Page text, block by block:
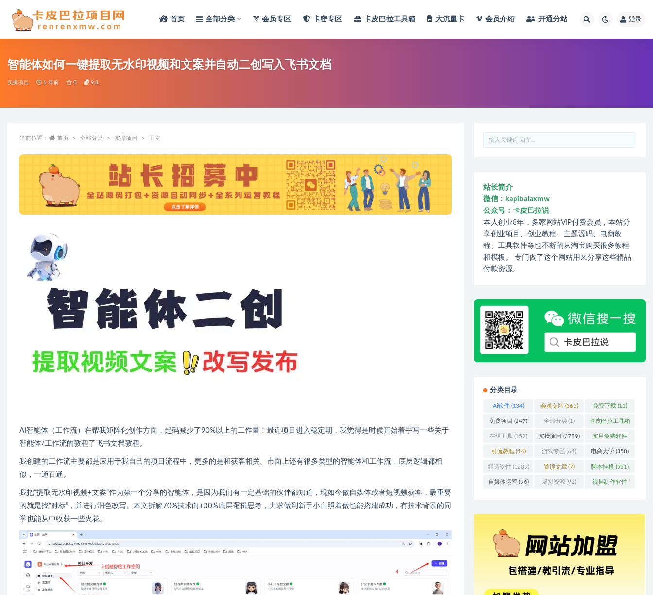
首页 全部分类 会员专区 卡密专区 卡皮巴拉工具箱 大流量卡 会员介绍 开通分站 登录
智能体如何一键提取无水印视频和文案并自动二创写入飞书文档
实操项目 1 年前 0 9.8
当前位置： 首页 全部分类 实操项目 正文
AI智能体（工作流）在帮我矩阵化创作方面，起码减少了90%以上的工作量！最近项目进入稳定期，我觉得是时候开始着手写一些关于
智能体/工作流的教程了飞书文档教程。
我创建的工作流主要都是应用于我自己的项目流程中，更多的是和获客相关。市面上还有很多类型的智能体和工作流，底层逻辑都相
似，一通百通。
我把“提取无水印视频+文案”作为第一个分享的智能体，是因为我们有一定基础的伙伴都知道，现如今做自媒体或者短视频获客，最重要
的就是找“对标”，并进行润色改写。本文拆解70%技术向+30%底层逻辑思考，力求做到新手小白照着做也能搭建成功，有技术背景的同
学也能从中收获一些火花。
站长简介
微信：kapibalaxmw
公众号：卡皮巴拉说
本人创业8年，多家网站VIP付费会员，本站分
享创业项目、创业教程、主题源码、电商教
程、工具软件等也不断的从淘宝购买很多教程
和模板。 专门做了这个网站用来分享这些精品
付款资源。
分类目录
Ai软件(134) 会员专区 (165) 免费下载 (11)
免费项目 (147) 全部分类(1) 卡皮巴拉工具箱
(3)
在线工具 (157) 实操项目 (3789) 实用免费软件
(415)
引流教程 (44) 游戏专区 (64) 电商大学 (358)
精选软件(1209) 置顶文章(7) 脚本挂机 (551)
自媒体运营(96) 虚拟资源 (92) 视屏制作软件